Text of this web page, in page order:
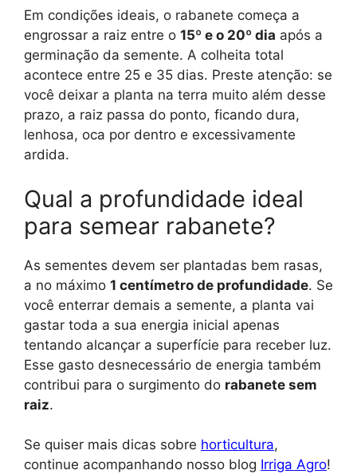
Em condições ideais, o rabanete começa a
engrossar a raiz entre o 15º e o 20º dia após a
germinação da semente. A colheita total
acontece entre 25 e 35 dias. Preste atenção: se
você deixar a planta na terra muito além desse
prazo, a raiz passa do ponto, ficando dura,
lenhosa, oca por dentro e excessivamente
ardida.
Qual a profundidade ideal
para semear rabanete?
As sementes devem ser plantadas bem rasas,
a no máximo 1 centímetro de profundidade. Se
você enterrar demais a semente, a planta vai
gastar toda a sua energia inicial apenas
tentando alcançar a superfície para receber luz.
Esse gasto desnecessário de energia também
contribui para o surgimento do rabanete sem
raiz.
Se quiser mais dicas sobre horticultura,
continue acompanhando nosso blog Irriga Agro!